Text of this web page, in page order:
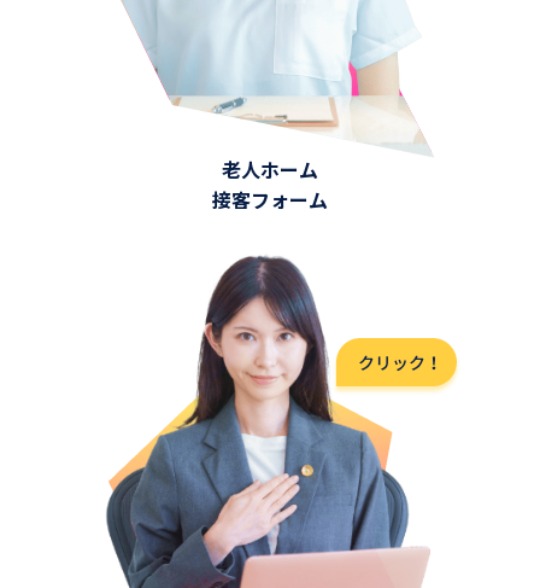
老人ホーム
接客フォーム